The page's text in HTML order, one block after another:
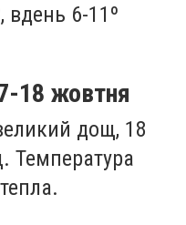
вдень 6-11º
18 жовтня
дощ, 18
Температура